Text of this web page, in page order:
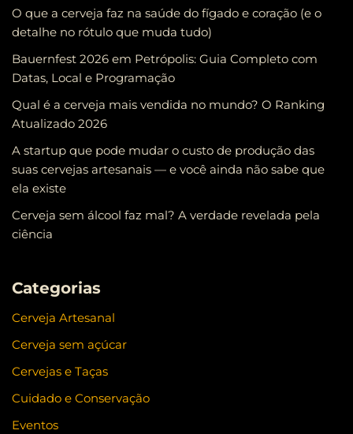
O que a cerveja faz na saúde do fígado e coração (e o
detalhe no rótulo que muda tudo)
Bauernfest 2026 em Petrópolis: Guia Completo com
Datas, Local e Programação
Qual é a cerveja mais vendida no mundo? O Ranking
Atualizado 2026
A startup que pode mudar o custo de produção das
suas cervejas artesanais — e você ainda não sabe que
ela existe
Cerveja sem álcool faz mal? A verdade revelada pela
ciência
Categorias
Cerveja Artesanal
Cerveja sem açúcar
Cervejas e Taças
Cuidado e Conservação
Eventos